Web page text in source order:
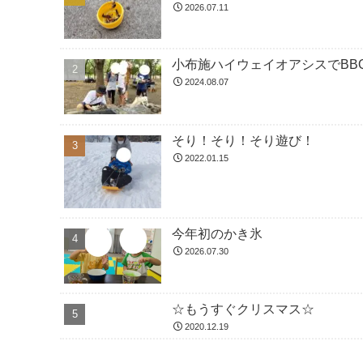
2026.07.11
小布施ハイウェイオアシスで
2024.08.07
そり！そり！そり遊び！
2022.01.15
今年初のかき氷
2026.07.30
☆もうすぐクリスマス☆
2020.12.19